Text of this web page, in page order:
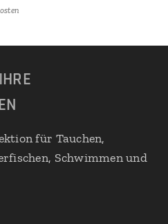
für Tauchen,
Schwimmen und